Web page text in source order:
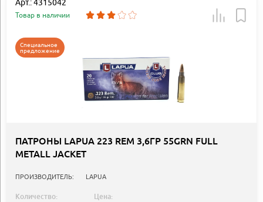
Арт.: 4315042
Товар в наличии
Специальное
предложение
ПАТРОНЫ LAPUA 223 REM 3,6ГР 55GRN FULL
METALL JACKET
ПРОИЗВОДИТЕЛЬ: LAPUA
Количество: Цена: